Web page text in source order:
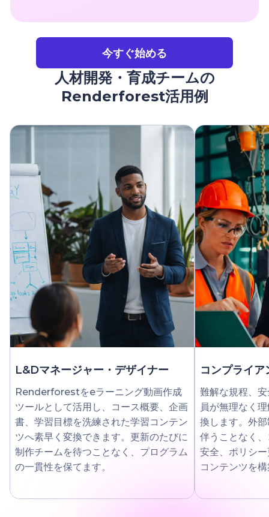
今すぐ始める
人材開発・育成チームの
Renderforest活用例
L&Dマネージャー・デザイナー
Renderforestをeラーニング動画作成
ツールとして活用し、コース概要、企画
書、学習目標を洗練された学習コンテン
ツへ素早く変換できます。更新のたびに
制作チームを待つことなく、プログラム
の一貫性を保てます。
コンプライ
難解な規程、
員が無理なく
換します。外
伴うことなく
安全、ポリシ
コンテンツを